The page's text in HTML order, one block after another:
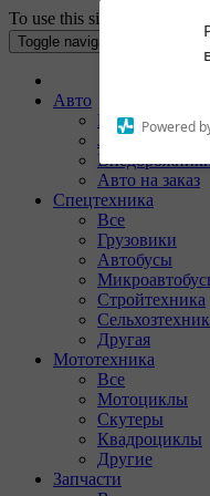
Powered
To
To use this site your Internet
Toggle navigation
Авто
Все
Легковые
Авто на заказ
Спецтехника
Все
Грузовики
Автобусы
Стройтехника
Другая
Мототехника
Все
Мотоциклы
Скутеры
Квадроциклы
Другие
Запчасти